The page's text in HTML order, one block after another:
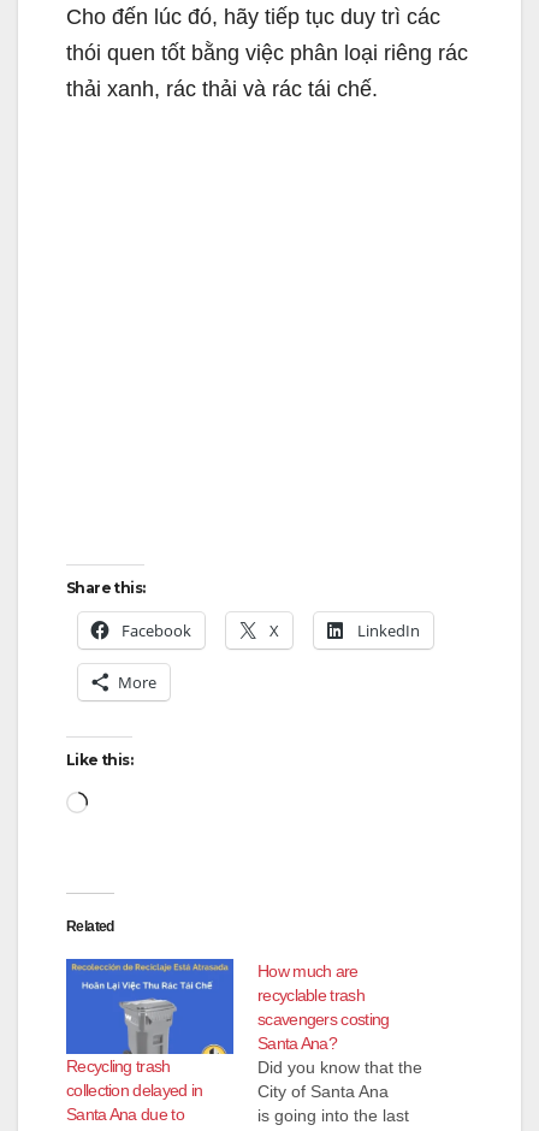
Cho đến lúc đó, hãy tiếp tục duy trì các
thói quen tốt bằng việc phân loại riêng rác
thải xanh, rác thải và rác tái chế.
Share this:
Facebook X LinkedIn
More
Like this:
Loading…
Related
Recycling trash
collection delayed in
Santa Ana due to
How much are
recyclable trash
scavengers costing
Santa Ana?
Did you know that the
City of Santa Ana
is going into the last